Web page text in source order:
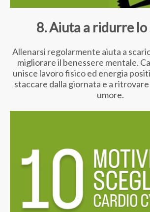
8. Aiuta a ridurre lo
Allenarsi regolarmente aiuta a
migliorare il benessere mentale.
unisce lavoro fisico ed energia
staccare dalla giornata e a
umore.